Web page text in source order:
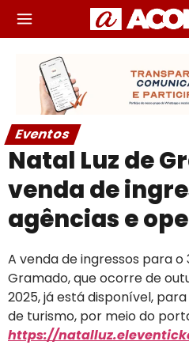
Eventos
Natal Luz de
venda de
agências e
A venda de ingressos para o
Gramado, que ocorre de
2025, já está disponível,
de turismo, por meio do
https://